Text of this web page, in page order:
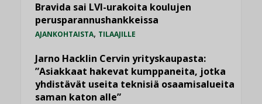
Bravida sai LVI-urakoita koulujen
perusparannushankkeissa
AJANKOHTAISTA, TILAAJILLE
Jarno Hacklin Cervin yrityskaupasta:
”Asiakkaat hakevat kumppaneita, jotka
yhdistävät useita teknisiä osaamisalueita
saman katon alle”